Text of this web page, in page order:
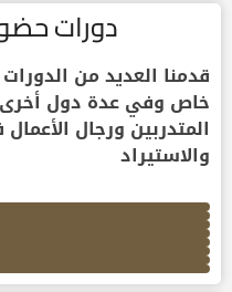
دورات
قدمنا العديد من
خاص وفي عدة دول أخرى
المتدربين ورجال
والاستيراد